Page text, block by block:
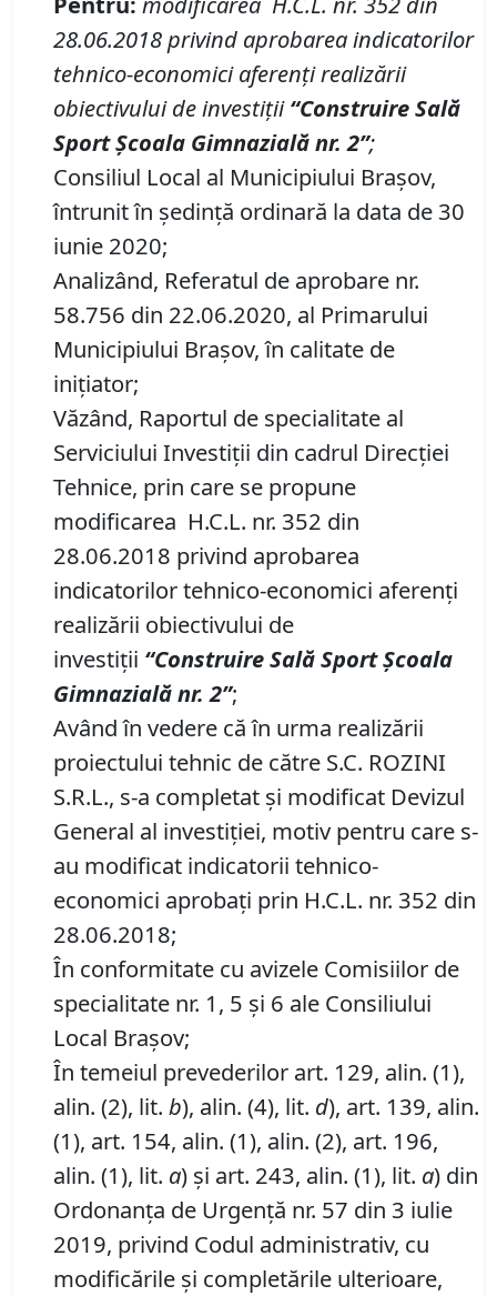
28.06.2018privind aprobarea indicatorilor
tehnico-economici aferenți realizării
obiectivului de investiții“Construire Sală
Sport Școala Gimnazială nr. 2”;
Consiliul Local al Municipiului Brașov,
întrunit în ședință ordinară la data de 30
iunie 2020;
Analizând, Referatul de aprobare nr.
58.756 din 22.06.2020, al Primarului
Municipiului Braşov, în calitate de
inițiator;
Văzând, Raportul de specialitate al
Serviciului Investiții din cadrul Direcţiei
Tehnice, prin care se propune
modificarea H.C.L. nr. 352 din
28.06.2018 privind aprobarea
indicatorilor tehnico-economici aferenți
realizării obiectivului de
investiții “Construire Sală Sport Școala
Gimnazială nr. 2”;
Având în vedere că în urma realizării
proiectului tehnic de către S.C. ROZINI
S.R.L., s-a completat și modificat Devizul
General al investiției, motiv pentru care s-
au modificat indicatorii tehnico-
economici aprobați prin H.C.L. nr. 352 din
28.06.2018;
În conformitate cu avizele Comisiilor de
specialitate nr. 1, 5 și 6 ale Consiliului
Local Brașov;
În temeiul prevederilor art. 129, alin. (1),
alin. (2), lit. b), alin. (4), lit. d), art. 139, alin.
(1), art. 154, alin. (1), alin. (2), art. 196,
alin. (1), lit. a) și art. 243, alin. (1), lit. a) din
Ordonanța de Urgență nr. 57 din 3 iulie
2019, privind Codul administrativ, cu
modificările și completările ulterioare,